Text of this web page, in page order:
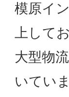
模原イ
上して
大型物
いてい